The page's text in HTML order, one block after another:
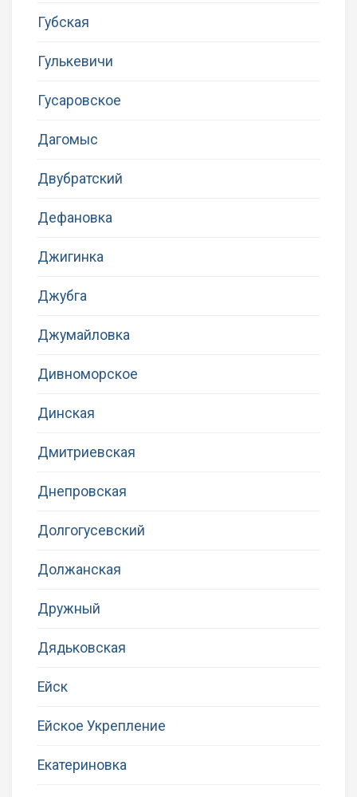
Губская
Гулькевичи
Гусаровское
Дагомыс
Двубратский
Дефановка
Джигинка
Джубга
Джумайловка
Дивноморское
Динская
Дмитриевская
Днепровская
Долгогусевский
Должанская
Дружный
Дядьковская
Ейск
Ейское Укрепление
Екатериновка